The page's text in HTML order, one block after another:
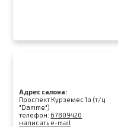
Адрес салона:
Проспект Курземес 1а (т/ц
"Damme")
телефон: 67809420
написать e-mail